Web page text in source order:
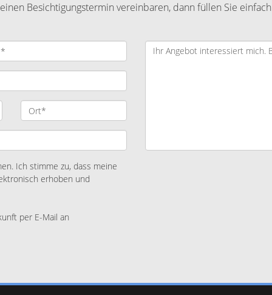
Besichtigungstermin vereinbaren, dann füllen Sie
Ich stimme zu, dass meine
erhoben und
per E-Mail an